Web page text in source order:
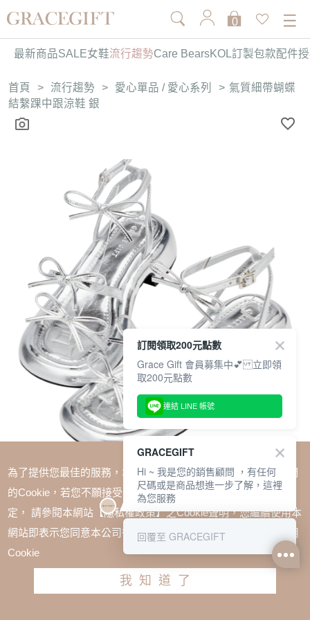
0
最新商品SALE女鞋流行趨勢Care BearsKOL訂製包款配件
首頁 > 流行趨勢 > 愛心單品 / 愛心系列 > 氣質細帶蝴蝶
結繫踝中跟涼鞋 銀
氣質細帶蝴蝶結繫踝中跟涼鞋 銀
TWD $1280
為了提供您最佳的服務，本網站會在您的電腦中放置並取用我們
的Cookie，若您不願接受Cookie時應如何變更電腦的Cookie設
定， 請參閱本網站【隱私權政策】之Cookie聲明，您繼續使用本
網站即表示您同意本公司得按本網站使用條款之Cookie聲明使用
Cookie
我知道了
訂閱領取200元點數
Grace Gift 會員募集中💕 立即領
取200元點數
連結 LINE 帳號
GRACEGIFT
Hi ~ 我是您的銷售顧問 ，有任何
尺碼或是商品想進一步了解，這裡
為您服務
回覆至 GRACEGIFT